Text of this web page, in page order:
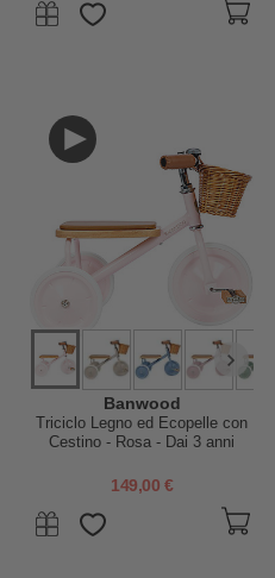
Banwood
Triciclo Legno ed Ecopelle con
Cestino - Rosa - Dai 3 anni
149,00 €